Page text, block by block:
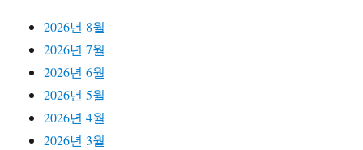
2026년 8월
2026년 7월
2026년 6월
2026년 5월
2026년 4월
2026년 3월